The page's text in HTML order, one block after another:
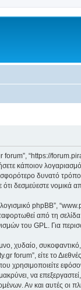
“https://
κάποιον
δυνατό
ότι δεσμεύεστε
phpBB”,
από τη σελίδα
του GPL. Για
χυδαίο,
forum”, είτε το
να
Αν και αυτές